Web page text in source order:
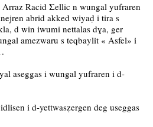
Racid Σellic n wungal yufraren
abrid akked wiyaḍ i tira s
d win iwumi nettalas dɣa, ger
amezwaru s teqbaylit « Asfel» i
aseggas i wungal yufraren i d-
i d-yettwasẓergen deg useggas